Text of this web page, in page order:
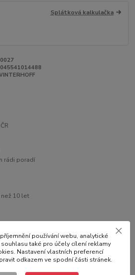
Splátková kalkulačka
rádi poradí
než 10 let
to nejlepší na trhupoužívání webu, analytické
také pro účely cílení reklamy
Nastavení vlastních preferencí
odkazem ve spodní části stránek.